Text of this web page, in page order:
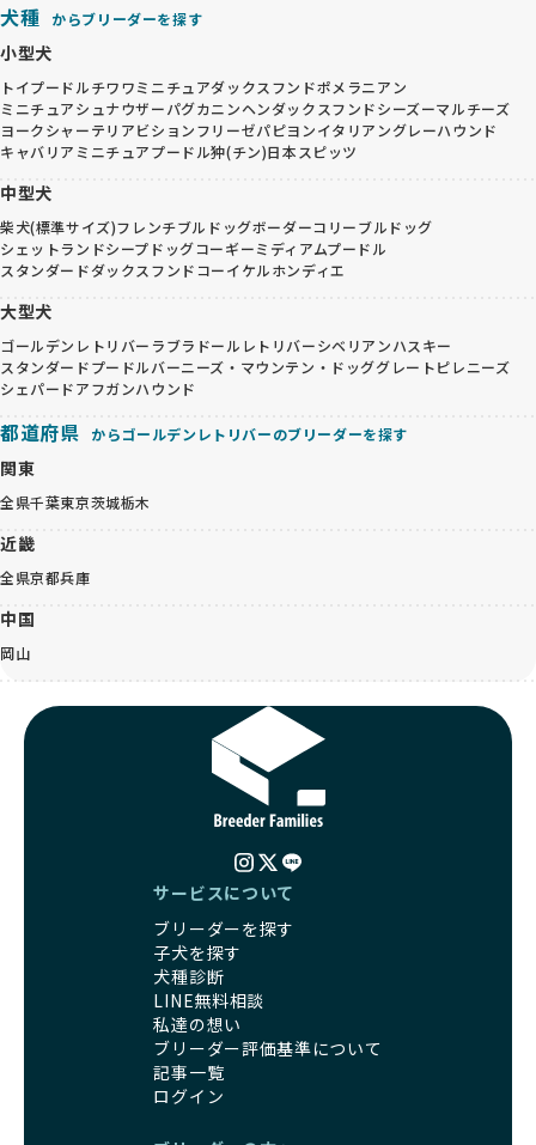
犬種 からブリーダーを探す
小型犬
トイプードルチワワミニチュアダックスフンドポメラニアン
ミニチュアシュナウザーパグカニンヘンダックスフンドシーズーマルチーズ
ヨークシャーテリアビションフリーゼパピヨンイタリアングレーハウンド
キャバリア ミニチュアプードル狆(チン)日本スピッツ
中型犬
柴犬(標準サイズ)フレンチブルドッグボーダーコリーブルドッグ
シェットランドシープドッグコーギーミディアムプードル
スタンダードダックスフンドコーイケルホンディエ
大型犬
ゴールデンレトリバー ラブラドールレトリバーシベリアンハスキー
スタンダードプードルバーニーズ・マウンテン・ドッググレートピレニーズ
シェパードアフガンハウンド
都道府県 からゴールデンレトリバーのブリーダーを探す
関東
全県千葉東京茨城栃木
近畿
全県京都兵庫
中国
岡山
サービスについて
ブリーダーを探す
子犬を探す
犬種診断
LINE無料相談
私達の想い
ブリーダー評価基準について
記事一覧
ログイン